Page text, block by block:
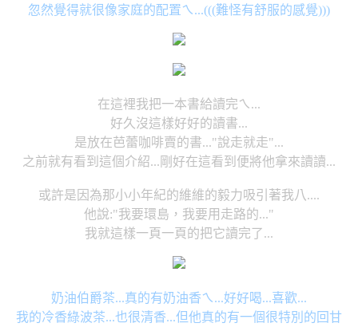
忽然覺得就很像家庭的配置ㄟ...(((難怪有舒服的感覺)))
在這裡我把一本書給讀完ㄟ...
好久沒這樣好好的讀書...
是放在芭蕾咖啡賣的書..."說走就走"...
之前就有看到這個介紹...剛好在這看到便將他拿來讀讀...
或許是因為那小小年紀的維維的毅力吸引著我八....
他說:"我要環島，我要用走路的..."
我就這樣一頁一頁的把它讀完了...
奶油伯爵茶...真的有奶油香ㄟ...好好喝...喜歡...
我的冷香綠波茶...也很清香...但他真的有一個很特別的回甘